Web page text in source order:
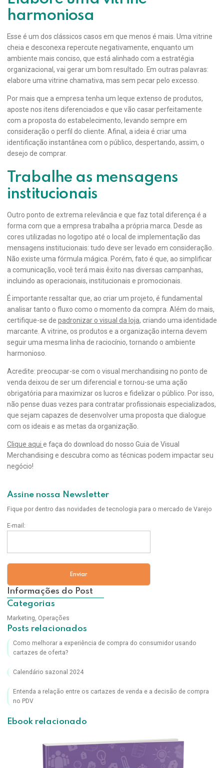
harmoniosa
Esse é um dos clássicos casos em que menos é mais. Uma vitrine
cheia e desconexa repercute negativamente, enquanto um
ambiente mais conciso, que está alinhado com a estratégia
organizacional, vai gerar um bom resultado. Em outras palavras:
elabore uma vitrine chamativa, mas sem pecar pelo excesso.
Por mais que a empresa tenha um leque extenso de produtos,
aposte nos itens diferenciados e que vão casar perfeitamente
com a proposta do estabelecimento, levando sempre em
consideração o perfil do cliente. Afinal, a ideia é criar uma
identificação instantânea com o público, despertando, assim, o
desejo de comprar.
Trabalhe as mensagens
institucionais
Outro ponto de extrema relevância e que faz total diferença é a
forma com que a empresa trabalha a própria marca. Desde as
cores utilizadas no logotipo até o local de implementação das
mensagens institucionais: tudo deve ser levado em consideração.
Não existe uma fórmula mágica. Porém, fato é que, ao simplificar
a comunicação, você terá mais êxito nas diversas campanhas,
incluindo as operacionais, institucionais e promocionais.
É importante ressaltar que, ao criar um projeto, é fundamental
analisar tanto o fluxo como o momento da compra. Além do mais,
certifique-se de padronizar o visual da loja, criando uma identidade
marcante. A vitrine, os produtos e a organização interna devem
seguir uma mesma linha de raciocínio, tornando o ambiente
harmonioso.
Acredite: preocupar-se com o visual merchandising no ponto de
venda deixou de ser um diferencial e tornou-se uma ação
obrigatória para maximizar os lucros e fidelizar o público. Por isso,
não pense duas vezes para contratar profissionais especializados,
que sejam capazes de desenvolver uma proposta que dialogue
com os ideais e as metas da organização.
Clique aqui e faça do download do nosso Guia de Visual
Merchandising e descubra como as técnicas podem impactar seu
negócio!
Assine nossa Newsletter
Fique por dentro das novidades de tecnologia para o mercado de Varejo
E-mail:
Informações do Post
Categorias
Marketing, Operações
Posts relacionados
Como melhorar a experiência de compra do consumidor usando
cartazes de oferta?
Calendário sazonal 2024
Entenda a relação entre os cartazes de venda e a decisão de compra
no PDV
Ebook relacionado